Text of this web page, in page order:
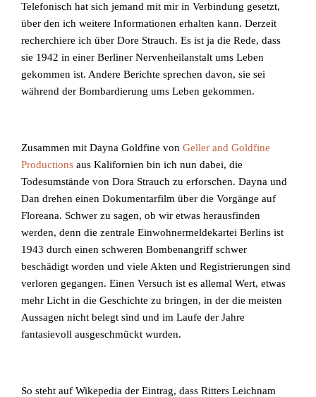
Telefonisch hat sich jemand mit mir in Verbindung gesetzt,
über den ich weitere Informationen erhalten kann. Derzeit
recherchiere ich über Dore Strauch. Es ist ja die Rede, dass
sie 1942 in einer Berliner Nervenheilanstalt ums Leben
gekommen ist. Andere Berichte sprechen davon, sie sei
während der Bombardierung ums Leben gekommen.
Zusammen mit Dayna Goldfine vonGeller and Goldfine
Productions aus Kalifornien bin ich nun dabei, die
Todesumstände von Dora Strauch zu erforschen. Dayna und
Dan drehen einen Dokumentarfilm über die Vorgänge auf
Floreana. Schwer zu sagen, ob wir etwas herausfinden
werden, denn die zentrale Einwohnermeldekartei Berlins ist
1943 durch einen schweren Bombenangriff schwer
beschädigt worden und viele Akten und Registrierungen sind
verloren gegangen. Einen Versuch ist es allemal Wert, etwas
mehr Licht in die Geschichte zu bringen, in der die meisten
Aussagen nicht belegt sind und im Laufe der Jahre
fantasievoll ausgeschmückt wurden.
So steht auf Wikepedia der Eintrag, dass Ritters Leichnam